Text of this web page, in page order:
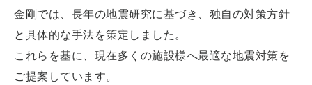
金剛では、長年の地震研究に基づき、独自の対策方針
と具体的な手法を策定しました。
これらを基に、現在多くの施設様へ最適な地震対策を
ご提案しています。